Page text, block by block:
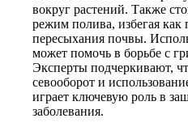
вокруг растений. Также
режим полива, избегая как
пересыхания почвы.
может помочь в борьбе с
Эксперты подчеркивают,
севооборот и
играет ключевую роль в
заболевания.